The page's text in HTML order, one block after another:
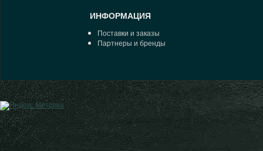
ИНФОРМАЦИЯ
Поставки и заказы
Партнеры и бренды